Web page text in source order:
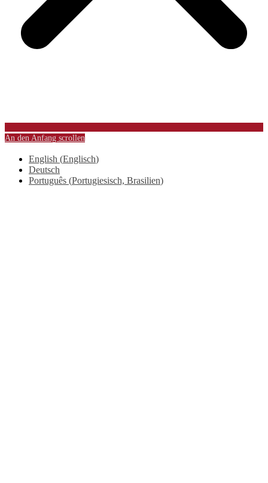
An den Anfang scrollen
English (Englisch)
Deutsch
Português (Portugiesisch, Brasilien)